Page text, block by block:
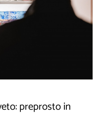
preprosto in